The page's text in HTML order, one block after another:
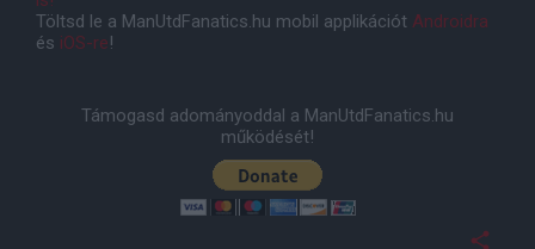
Töltsd le a ManUtdFanatics.hu mobil applikációt Androidra
és iOS-re!
Támogasd adományoddal a ManUtdFanatics.hu
működését!